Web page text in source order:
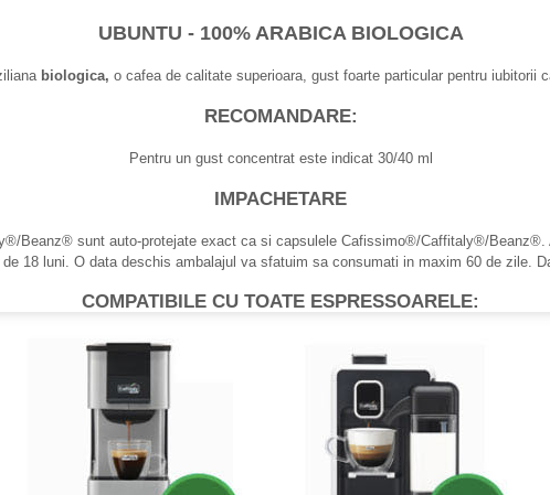
UBUNTU - 100% ARABICA BIOLOGICA
biologica, o cafea de calitate superioara, gust foarte particular pentru iubitorii
RECOMANDARE:
Pentru un gust concentrat este indicat 30/40 ml
IMPACHETARE
Beanz® sunt auto-protejate exact ca si capsulele Cafissimo®/Caffitaly®/Beanz®.
18 luni. O data deschis ambalajul va sfatuim sa consumati in maxim 60 de zile.
COMPATIBILE CU TOATE ESPRESSOARELE: